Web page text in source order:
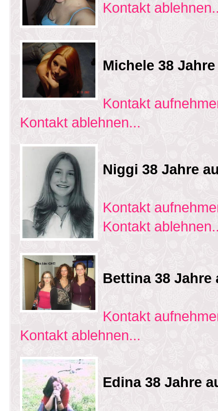
Kontakt
Michele 38
Kontakt
Kontakt ablehnen...
Niggi 38 Jahre
Kontakt
Kontakt
Bettina 38 Jahre
Kontakt
Kontakt ablehnen...
Edina 38 Jahre